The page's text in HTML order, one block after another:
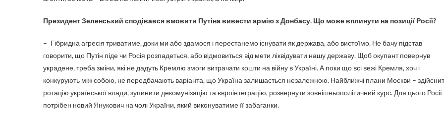
Президент Зеленський сподівався вмовити Путіна вивести армію з Донбасу. Що може вплинути на позиції Росії?
– Гібридна агресія триватиме, доки ми або здамося і перестанемо існувати як держава, або вистоїмо. Не бачу підстав
говорити, що Путін піде чи Росія розпадеться, або відмовиться від мети ліквідувати нашу державу. Щоб окупант повернув
украдене, треба зміни, які не дадуть Кремлю змоги витрачати кошти на війну в Україні. А поки що всі вежі Кремля, хоч і
конкурують між собою, не передбачають варіанта, що Україна залишається незалежною. Найближчі плани Москви –
ротацію української влади, зупинити декомунізацію та євроінтеграцію, розвернути зовнішньополітичний курс. Для цього Росії
потрібен новий Янукович на чолі України, який виконуватиме її забаганки.